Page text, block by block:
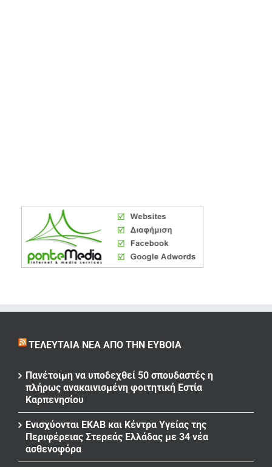
ΤΕΛΕΥΤΑΊΑ ΝΈΑ ΑΠΌ ΤΗΝ ΕΎΒΟΙΑ
Πανέτοιμη να υποδεχθεί 50 σπουδαστές η
πλήρως ανακαινισμένη φοιτητική Εστία
Καρπενησίου
Ενισχύονται ΕΚΑΒ και Κέντρα Υγείας της
Περιφέρειας Στερεάς Ελλάδας με 34 νέα
ασθενοφόρα